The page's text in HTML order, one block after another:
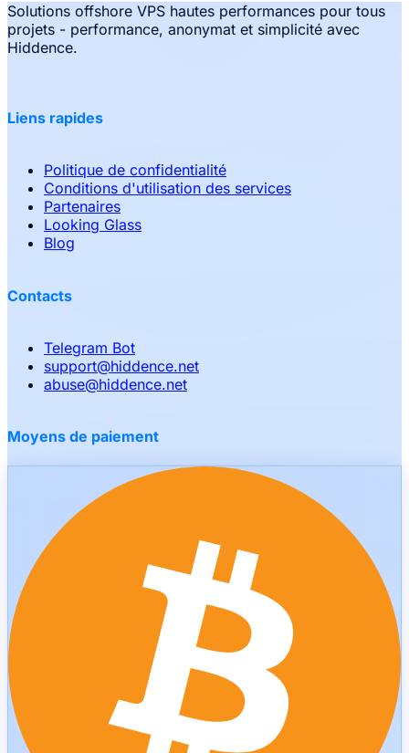
Solutions offshore VPS hautes performances pour tous
projets - performance, anonymat et simplicité avec
Hiddence.
Liens rapides
Politique de confidentialité
Conditions d'utilisation des services
Partenaires
Looking Glass
Blog
Contacts
Telegram Bot
support@hiddence.net
abuse@hiddence.net
Moyens de paiement